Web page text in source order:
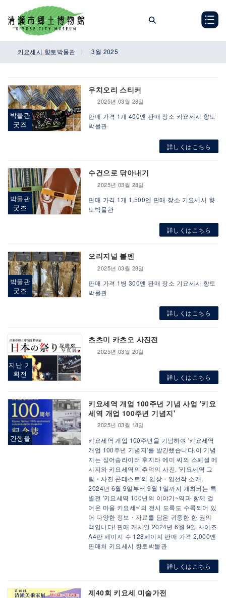
the
content
the
Navigation
키요세시 향토박물관 3월 2025
박물관
굿즈
우치오리 스티커
2025년 03월 28일
판매 가격 1개 400엔 판매 장소 키요세시 향토
박물관
詳しくはこちら
박물관
굿즈
수건으로 닦아내기
2025년 03월 28일
판매 가격 1개 1,500엔 판매 장소 기요세시 향
토박물관
詳しくはこちら
박물관
굿즈
오리지널 볼펜
2025년 03월 28일
판매 가격 1병 300엔 판매 장소 기요세시 향토
박물관
詳しくはこちら
지난 기
획전
츠츠미 카츠오 사진전
2025년 03월 20일
詳しくはこちら
간행물
키요세역 개업 100주년 기념 사업 '키요
세역 개업 100주년 기념지'
2025년 03월 18일
키요세역 개업 100주년을 기념하여 '키요세역
개업 100주년 기념지'를 발간했습니다.이 기념
지는 싱어송라이터 후지타 에미 씨의 스페셜 메
시지와 키요세역의 추억의 사진, '키요세역 그
림・사진 콘테스트'의 입상・입선작 소개,
2024년 6월 9일부터 9월 1일까지 개최되는 특
별전 '키요세역 100년의 이야기~역과 함께 걸
어온 마을 키요세~'의 전시 도록도 수록되어 있
어 다양한 정보・자료를 담은 귀중한 한 권의
책입니다! 판매 개시일 2024년 6월 9일 사이즈
A4판 페이지 수 128페이지 판매 가격 2,000엔
판매처 키요세시 향토박물관
詳しくはこちら
제40회 키요세 미술가전